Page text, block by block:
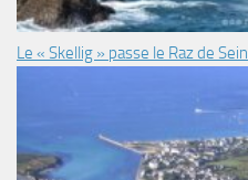
Le « Skellig » passe le Raz de Sein